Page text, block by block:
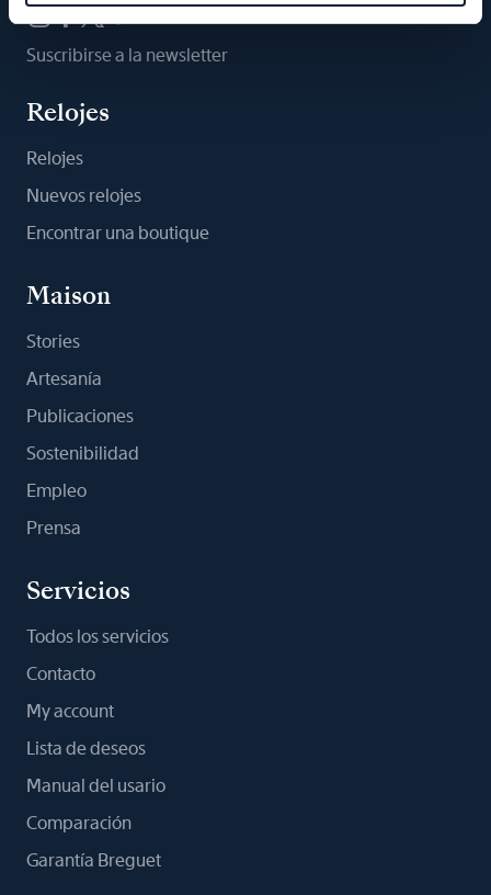
Suscribirse a la newsletter
Relojes
Relojes
Nuevos relojes
Encontrar una boutique
Maison
Stories
Artesanía
Publicaciones
Sostenibilidad
Empleo
Prensa
Servicios
Todos los servicios
Contacto
My account
Lista de deseos
Manual del usario
Comparación
Garantía Breguet